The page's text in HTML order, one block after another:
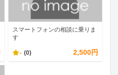
スマートフォンの相談に乗りま
す
- (0) 2,500円